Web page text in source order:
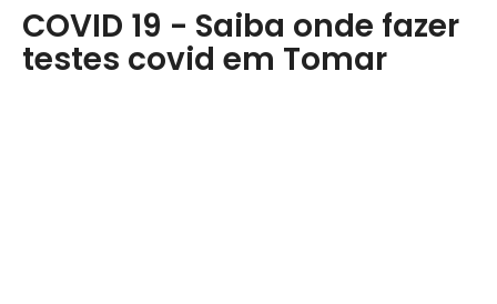
COVID 19 - Saiba onde fazer
testes covid em Tomar